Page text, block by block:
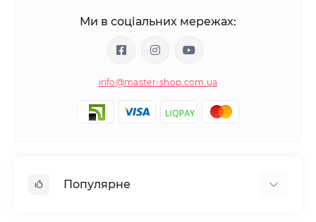
Ми в соціальних мережах:
info@master-shop.com.ua
Популярне